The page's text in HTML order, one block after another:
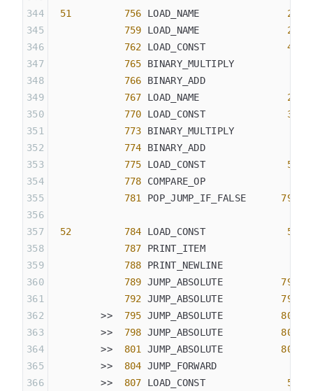
51
         756
LOAD_NAME 22
            759
LOAD_NAME 23
            762
LOAD_CONST 46
            765
BINARY_MULTIPLY
            766
BINARY_ADD
            767
LOAD_NAME 24
            770
LOAD_CONST 35
            773
BINARY_MULTIPLY
            774
BINARY_ADD
            775
LOAD_CONST 50
            778
COMPARE_OP
            781
POP_JUMP_IF_FALSE 795
52
         784
LOAD_CONST 51
            787
PRINT_ITEM
            788
PRINT_NEWLINE
            789
JUMP_ABSOLUTE 795
            792
JUMP_ABSOLUTE 798
        >>
795 JUMP_ABSOLUTE 801
        >>
798 JUMP_ABSOLUTE 804
        >>
801 JUMP_ABSOLUTE 807
        >>
804 JUMP_FORWARD
        >>
807 LOAD_CONST 52